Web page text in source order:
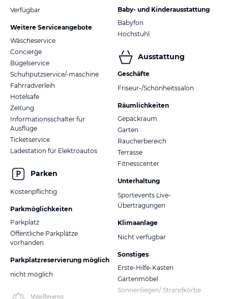
Verfügbar
Weitere Serviceangebote
Wäscheservice
Concierge
Bügelservice
Schuhputzservice/-maschine
Fahrradverleih
Hotelsafe
Zeitung
Informationsschalter für
Ausflüge
Ticketservice
Ladestation für Elektroautos
Parken
Kostenpflichtig
Parkmöglichkeiten
Parkplatz
Öffentliche Parkplätze
vorhanden
Parkplatzreservierung möglich
nicht möglich
Wellness
Baby- und Kinderausstattung
Babyfon
Hochstuhl
Ausstattung
Geschäfte
Friseur-/Schönheitssalon
Räumlichkeiten
Gepäckraum
Garten
Raucherbereich
Terrasse
Fitnesscenter
Unterhaltung
Sportevents Live-
Übertragungen
Klimaanlage
Nicht verfügbar
Sonstiges
Erste-Hilfe-Kasten
Gartenmöbel
Sonnenliegen/ Strandkörbe